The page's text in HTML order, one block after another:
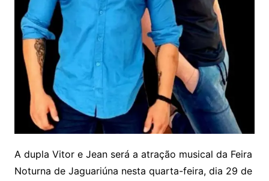
A dupla Vitor e Jean será a atração musical da Feira
Noturna de Jaguariúna nesta quarta-feira, dia 29 de